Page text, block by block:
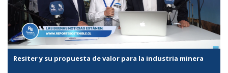
Resiter y su propuesta de valor para la industria minera